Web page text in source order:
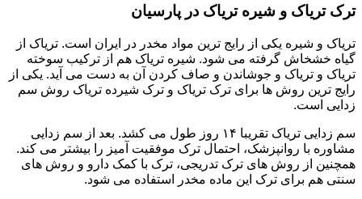
ترک تریاک و شیره تریاک در پارسیان
تریاک و شیره یکی از رایج ترین مواد مخدر در ایران است. تریاک از
گیاه خشخاش گرفته می شود. شیره تریاک هم از ترکیب سوخته
تریاک و تریاک و جوشاندن و صاف کردن آن به دست می آید. یکی از
رایج ترین روش ها برای ترک تریاک و ترک شیرده تریاک روش سم
زدایی است.
سم زدایی تریاک تقریبا ۱۴ روز طول می کشد. بعد از سم زدایی
مشاوره با روانپزشک، احتمال ترک موفقیت آمیز را بیشتر می کند.
همچنین از روش های ترک تدریجی، ترک با کمک دارو و روش های
سنتی هم برای ترک این ماده مخدر استفاده می شود.